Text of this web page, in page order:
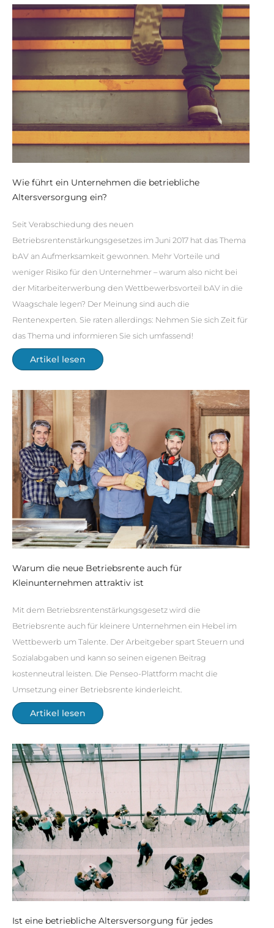
Wie führt ein Unternehmen die betriebliche
Altersversorgung ein?
Seit Verabschiedung des neuen
Betriebsrentenstärkungsgesetzes im Juni 2017 hat das Thema
bAV an Aufmerksamkeit gewonnen. Mehr Vorteile und
weniger Risiko für den Unternehmer – warum also nicht bei
der Mitarbeiterwerbung den Wettbewerbsvorteil bAV in die
Waagschale legen? Der Meinung sind auch die
Rentenexperten. Sie raten allerdings: Nehmen Sie sich Zeit für
das Thema und informieren Sie sich umfassend!
Artikel lesen
Warum die neue Betriebsrente auch für
Kleinunternehmen attraktiv ist
Mit dem Betriebsrentenstärkungsgesetz wird die
Betriebsrente auch für kleinere Unternehmen ein Hebel im
Wettbewerb um Talente. Der Arbeitgeber spart Steuern und
Sozialabgaben und kann so seinen eigenen Beitrag
kostenneutral leisten. Die Penseo-Plattform macht die
Umsetzung einer Betriebsrente kinderleicht.
Artikel lesen
Ist eine betriebliche Altersversorgung für jedes